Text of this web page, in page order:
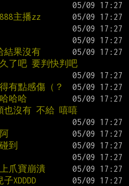
主播zz
結果沒有
了吧 要判快判吧
有點感傷（？
哈哈
也沒有 不給 嘻嘻
到
爪寶崩潰
XDDDD